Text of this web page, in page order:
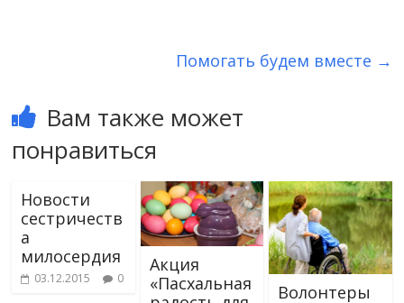
Помогать будем вместе →
Вам также может
понравиться
Новости
сестричеств
а
милосердия
03.12.2015 0
Акция
«Пасхальная
Волонтеры